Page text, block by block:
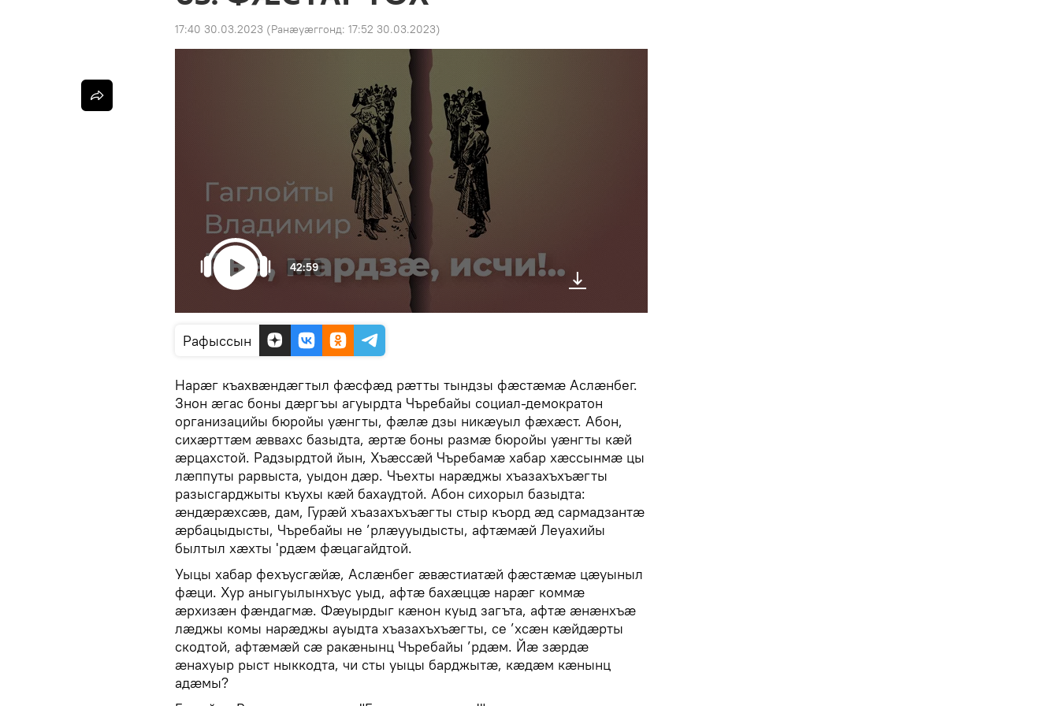
17:40 30.03.2023 (Ранӕуӕггонд: 17:52 30.03.2023)
42:59
Рафыссын
Нарæг къахвæндæгтыл фæсфæд рæтты тындзы фæстæмæ Ас­лæнбег.
Знон æгас боны дæргъы агуырдта Чъребайы социал-демократон
организацийы бюройы уæнгты, фæлæ дзы никæуыл фæхæст. Абон,
сихæрттæм æввахс базыдта, æртæ боны размæ бюройы уæнг­ты кæй
æрцахстой. Радзырдтой йын, Хъæссæй Чъребамæ хабар хæссынмæ цы
лæппуты рарвыста, уыдон дæр. Чъехты нарæджы хъазахъхъæгты
разысгарджыты къухы кæй бахаудтой. Абон сихорыл базыдта:
æндæрæхсæв, дам, Гурæй хъазахъхъæгты стыр къорд æд сармадзантæ
æрбацыдысты, Чъребайы не ’рлæууыдысты, аф­тæмæй Леуахийы
былтыл хæхты 'рдæм фæцагайдтой.
Уыцы хабар фехъусгæйæ, Аслæнбег æвæстиатæй фæстæмæ цæуыныл
фæци. Хур аныгуылынхъус уыд, афтæ бахæццæ нарæг коммæ
æрхизæн фæндагмæ. Фæуырдыг кæнон куыд загъта, афтæ æнæнхъæ
лæджы комы нарæджы ауыдта хъазахъхъæгты, се ’хсæн кæйдæрты
скодтой, афтæмæй сæ ракæнынц Чъребайы ’рдæм. Йæ зæрдæ
æнахуыр рыст ныккодта, чи сты уыцы барджытæ, кæдæм кæнынц
адæмы?